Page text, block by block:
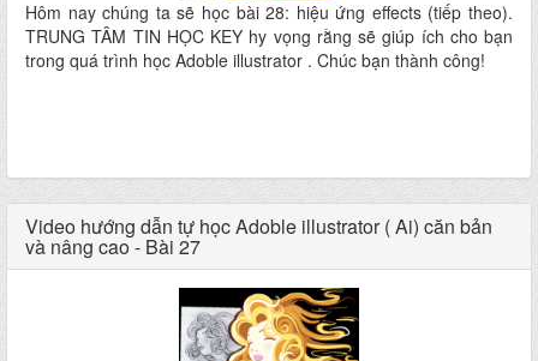
Hôm nay chúng ta sẽ học bài 28: hiệu ứng effects (tiếp theo).
TRUNG TÂM TIN HỌC KEY hy vọng rằng sẽ giúp ích cho bạn
trong quá trình học Adoble illustrator . Chúc bạn thành công!
Video hướng dẫn tự học Adoble illustrator ( Ai) căn bản
và nâng cao - Bài 27